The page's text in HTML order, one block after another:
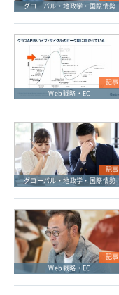
グローバル・地政学・国際情勢
記事
Web戦略・EC
記事
グローバル・地政学・国際情勢
記事
Web戦略・EC